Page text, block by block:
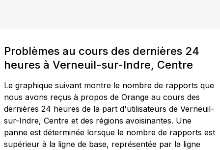
Problèmes au cours des dernières 24
heures à Verneuil-sur-Indre, Centre
Le graphique suivant montre le nombre de rapports que
nous avons reçus à propos de Orange au cours des
dernières 24 heures de la part d'utilisateurs de Verneuil-
sur-Indre, Centre et des régions avoisinantes. Une
panne est déterminée lorsque le nombre de rapports est
supérieur à la ligne de base, représentée par la ligne